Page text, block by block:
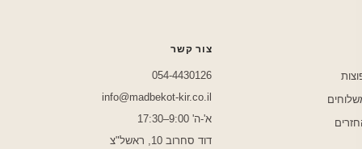
צור קשר
054-4430126
info@madbekot-kir.co.il
א'-ה' 9:00–17:30
דוד סחרוב 10, ראשל"צ